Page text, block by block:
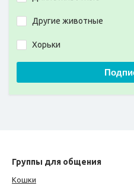
Другие животные
Хорьки
Группы для общения
Кошки